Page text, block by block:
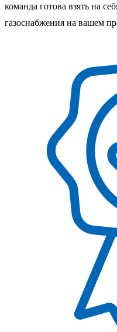
команда готова взять на
газоснабжения на вашем